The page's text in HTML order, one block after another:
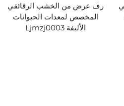
رف عرض من الخشب الرقائقي
المخصص لمعدات الحيوانات
الأليفة Ljmzj0003